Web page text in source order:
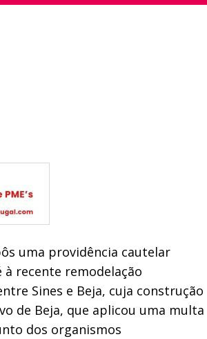
uma providência cautelar
recente remodelação
Sines e Beja, cuja construção
de Beja, que aplicou uma multa
dos organismos